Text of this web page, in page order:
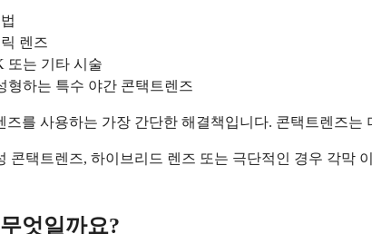
렌즈
또는 기타 시술
형하는 특수 야간 콘택트렌즈
를 사용하는 가장 간단한 해결책입니다. 콘택트렌즈
콘택트렌즈, 하이브리드 렌즈 또는 극단적인 경우 각막
엇일까요?